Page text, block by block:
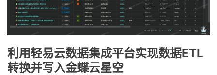
利用轻易云数据集成平台实现数据ETL
转换并写入金蝶云星空